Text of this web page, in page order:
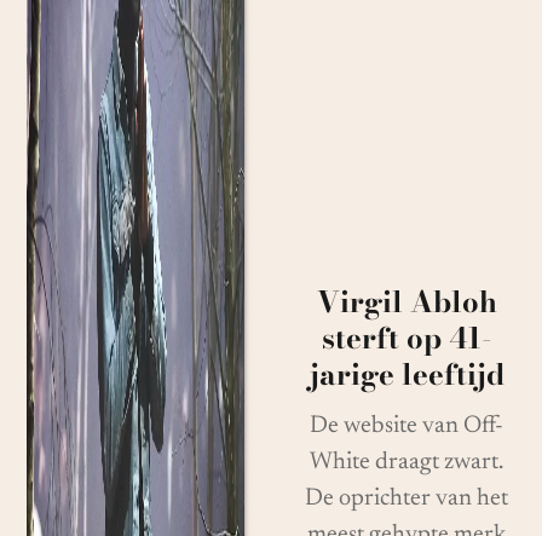
Virgil Abloh
sterft op 41-
jarige leeftijd
De website van Off-
White draagt ​​zwart.
De oprichter van het